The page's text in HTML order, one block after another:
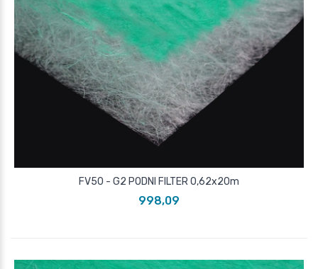
FV50 - G2 PODNI FILTER 0,62x20m
998,09